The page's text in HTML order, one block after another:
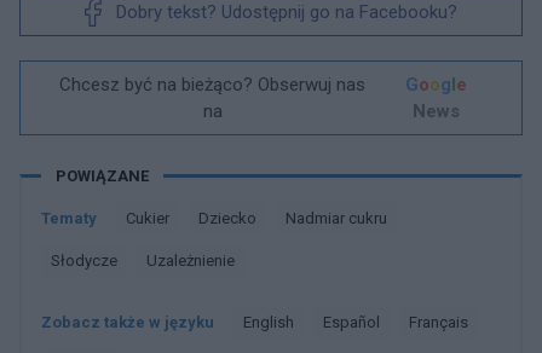
Dobry tekst? Udostępnij go na Facebooku?
Chcesz być na bieżąco? Obserwuj nas
na
Google
News
POWIĄZANE
Tematy Cukier Dziecko Nadmiar cukru
Słodycze Uzależnienie
Zobacz także w języku english español français